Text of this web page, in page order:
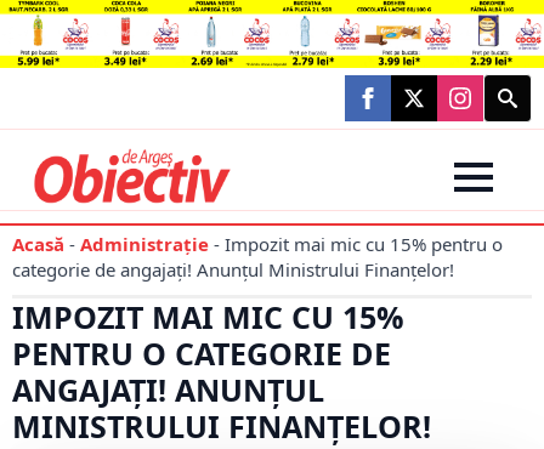
Search
for:
Acasă - Administraţie - Impozit mai mic cu 15% pentru o
categorie de angajați! Anunțul Ministrului Finanțelor!
IMPOZIT MAI MIC CU 15%
PENTRU O CATEGORIE DE
ANGAJAȚI! ANUNȚUL
MINISTRULUI FINANȚELOR!